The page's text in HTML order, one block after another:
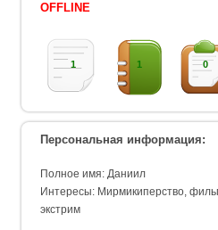
OFFLINE
1 1 0
Персональная информация:
Полное имя: Даниил
Интересы: Мирмикиперство,
экстрим